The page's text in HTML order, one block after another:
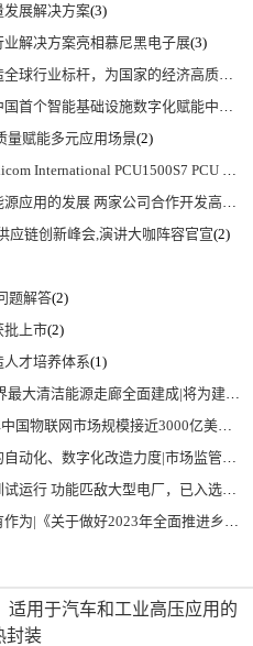
发展解决方案(3)
解决方案亮相慕尼黑电子展(3)
量发展贡献更大力量|上海电气集团党委书记、董事长吴磊来访
首个智能基础设施数字化赋能中心
量赋能多元应用场景(2)
PCU1500S7 PCU 1500 S7 V4.5.0
高性能储能和太阳能组串式逆变器方案 以实现可持续的未来
应链创新峰会,演讲大咖阵容官宣(2)
题解答(2)
批上市(2)
才培养体系(1)
新型能源体系、保障国家能源安全、实现“双碳”目标提供有力支撑
亿美元 智慧工厂、智慧城市、智慧电网等将占60%以上
管总局 工业和信息化部 关于促进企业计量能力提升的指导意见
能匹敌大型电厂，已入选国际典型案例
2023年全面推进乡村振兴重点工作的意见》发布
适用于汽车和工业高压应用的
封装